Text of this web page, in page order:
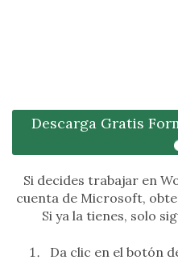
Descarga Gratis
Si decides trabajar en
cuenta de Microsoft,
Si ya la tienes, solo
Da clic en el botón